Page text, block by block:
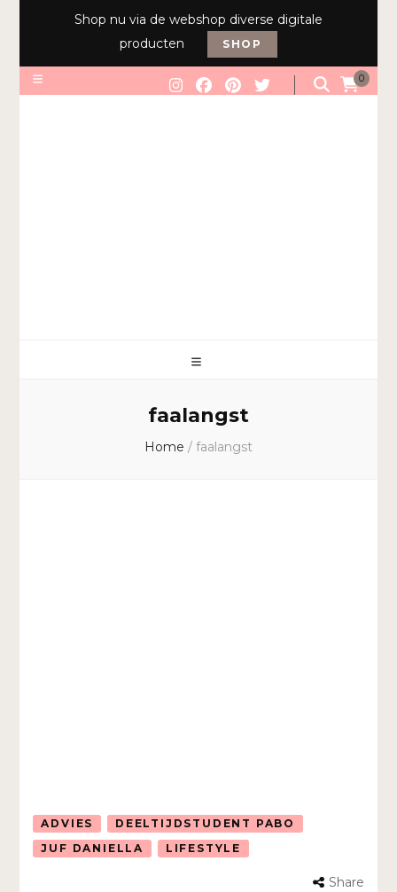
Shop nu via de webshop diverse digitale
producten
SHOP
0
faalangst
Home / faalangst
ADVIES
DEELTIJDSTUDENT PABO
JUF DANIELLA
LIFESTYLE
Share